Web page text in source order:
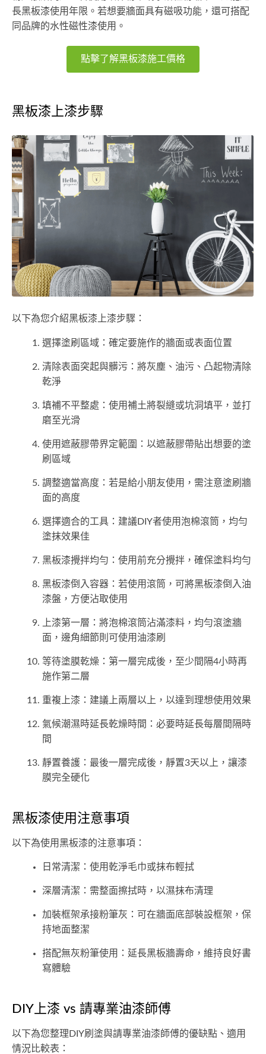
長黑板漆使用年限。若想要牆面具有磁吸功能，還可搭配
同品牌的水性磁性漆使用。
點擊了解黑板漆施工價格
黑板漆上漆步驟
以下為您介紹黑板漆上漆步驟：
選擇塗刷區域：確定要施作的牆面或表面位置
清除表面突起與髒污：將灰塵、油污、凸起物清除
乾淨
填補不平整處：使用補土將裂縫或坑洞填平，並打
磨至光滑
使用遮蔽膠帶界定範圍：以遮蔽膠帶貼出想要的塗
刷區域
調整適當高度：若是給小朋友使用，需注意塗刷牆
面的高度
選擇適合的工具：建議DIY者使用泡棉滾筒，均勻
塗抹效果佳
黑板漆攪拌均勻：使用前充分攪拌，確保塗料均勻
黑板漆倒入容器：若使用滾筒，可將黑板漆倒入油
漆盤，方便沾取使用
上漆第一層：將泡棉滾筒沾滿漆料，均勻滾塗牆
面，邊角細節則可使用油漆刷
等待塗膜乾燥：第一層完成後，至少間隔4小時再
施作第二層
重複上漆：建議上兩層以上，以達到理想使用效果
氣候潮濕時延長乾燥時間：必要時延長每層間隔時
間
靜置養護：最後一層完成後，靜置3天以上，讓漆
膜完全硬化
黑板漆使用注意事項
以下為使用黑板漆的注意事項：
日常清潔：使用乾淨毛巾或抹布輕拭
深層清潔：需整面擦拭時，以濕抹布清理
加裝框架承接粉筆灰：可在牆面底部裝設框架，保
持地面整潔
搭配無灰粉筆使用：延長黑板牆壽命，維持良好書
寫體驗
DIY上漆 vs 請專業油漆師傅
以下為您整理DIY刷塗與請專業油漆師傅的優缺點、適用
情況比較表：